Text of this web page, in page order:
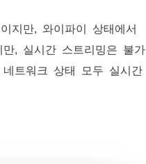
지만, 와이파이 상태에서
, 실시간 스트리밍은 불가
트워크 상태 모두 실시간